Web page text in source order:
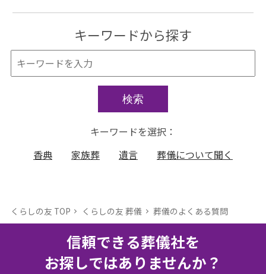
キーワードから探す
検索
キーワードを選択：
香典
家族葬 遺言 葬儀について聞く
くらしの友 TOP くらしの友 葬儀 葬儀のよくある質問
信頼できる葬儀社を
お探しではありませんか？